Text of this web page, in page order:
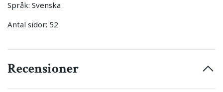
Språk: Svenska
Antal sidor: 52
Recensioner